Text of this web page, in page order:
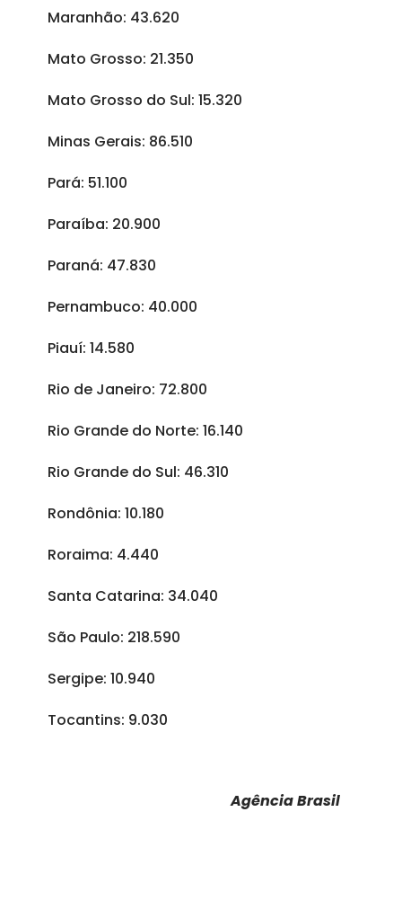
Maranhão: 43.620
Mato Grosso: 21.350
Mato Grosso do Sul: 15.320
Minas Gerais: 86.510
Pará: 51.100
Paraíba: 20.900
Paraná: 47.830
Pernambuco: 40.000
Piauí: 14.580
Rio de Janeiro: 72.800
Rio Grande do Norte: 16.140
Rio Grande do Sul: 46.310
Rondônia: 10.180
Roraima: 4.440
Santa Catarina: 34.040
São Paulo: 218.590
Sergipe: 10.940
Tocantins: 9.030
Agência Brasil